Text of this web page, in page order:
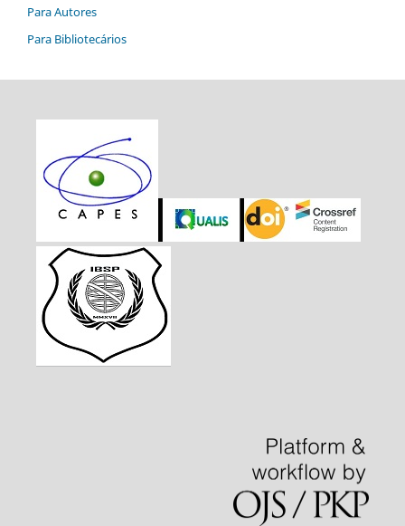
Para Autores
Para Bibliotecários